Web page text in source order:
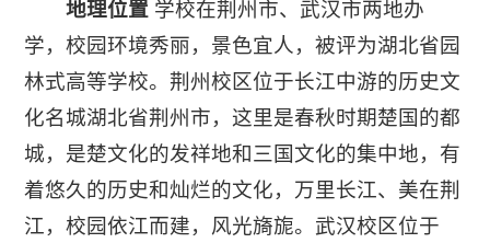
地理位置 学校在荆州市、武汉市两地办
学，校园环境秀丽，景色宜人，被评为湖北省园
林式高等学校。荆州校区位于长江中游的历史文
化名城湖北省荆州市，这里是春秋时期楚国的都
城，是楚文化的发祥地和三国文化的集中地，有
着悠久的历史和灿烂的文化，万里长江、美在荆
江，校园依江而建，风光旖旎。武汉校区位于